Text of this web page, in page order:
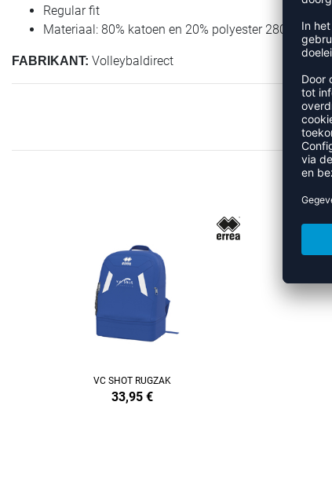
Regular fit
Materiaal: 80% katoen en 20% polyester 280g/m2
FABRIKANT: Volleybaldirect
VC SHOT RUGZAK
33,95 €
REFINEMENT